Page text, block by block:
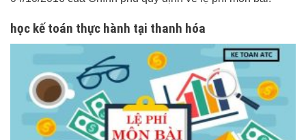
học kế toán thực hành tại thanh hóa